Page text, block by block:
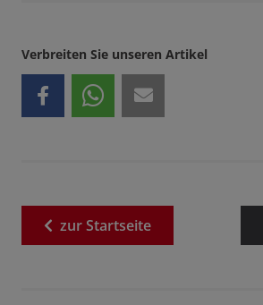
Verbreiten Sie unseren Artikel
zurStartseite